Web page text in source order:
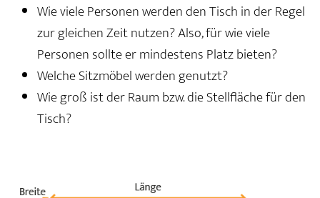
Wie viele Personen werden den Tisch in der Regel
zur gleichen Zeit nutzen? Also, für wie viele
Personen sollte er mindestens Platz bieten?
Welche Sitzmöbel werden genutzt?
Wie groß ist der Raum bzw. die Stellfläche für den
Tisch?